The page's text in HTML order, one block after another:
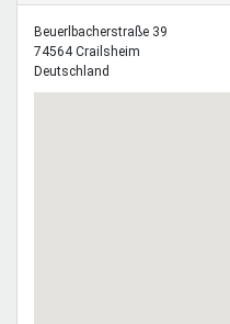
Beuerlbacherstraße 39
74564 Crailsheim
Deutschland